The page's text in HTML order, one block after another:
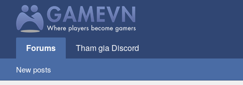
Forums Tham gia Discord
New posts